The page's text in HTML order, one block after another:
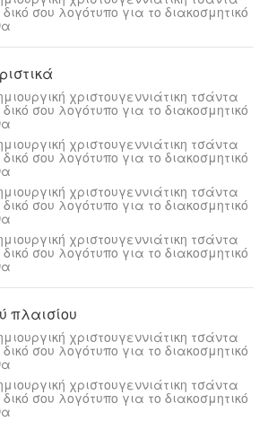
σου λογότυπο για το διακοσμητικό
χριστουγεννιάτικη τσάντα
σου λογότυπο για το διακοσμητικό
χριστουγεννιάτικη τσάντα
σου λογότυπο για το διακοσμητικό
χριστουγεννιάτικη τσάντα
σου λογότυπο για το διακοσμητικό
χριστουγεννιάτικη τσάντα
σου λογότυπο για το διακοσμητικό
πλαισίου
χριστουγεννιάτικη τσάντα
σου λογότυπο για το διακοσμητικό
χριστουγεννιάτικη τσάντα
σου λογότυπο για το διακοσμητικό